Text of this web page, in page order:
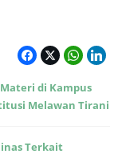
di Kampus
Melawan Tirani
Terkait